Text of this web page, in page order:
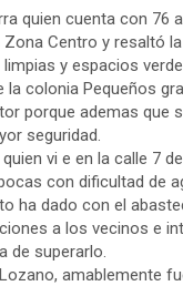
quien cuenta con 76
Centro y resaltó
y espacios
la colonia Pequeños
porque ademas que
seguridad.
vi e en la calle 7
con dificultad de
ha dado con el
a los vecinos e
de superarlo.
amablemente